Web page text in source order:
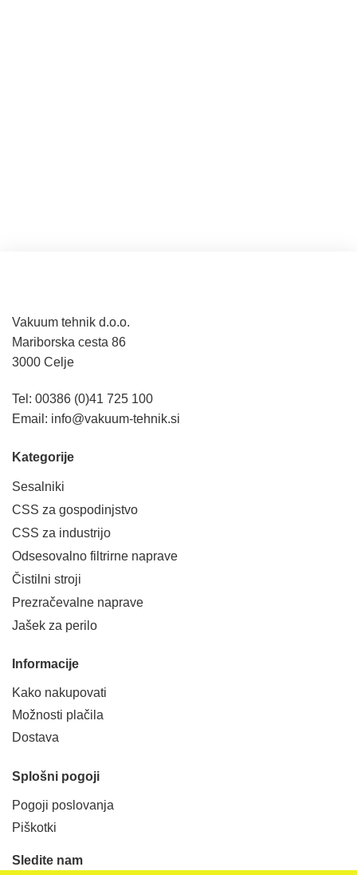
Vakuum tehnik d.o.o.
Mariborska cesta 86
3000 Celje
Tel: 00386 (0)41 725 100
Email: info@vakuum-tehnik.si
Kategorije
Sesalniki
CSS za gospodinjstvo
CSS za industrijo
Odsesovalno filtrirne naprave
Čistilni stroji
Prezračevalne naprave
Jašek za perilo
Informacije
Kako nakupovati
Možnosti plačila
Dostava
Splošni pogoji
Pogoji poslovanja
Piškotki
Sledite nam